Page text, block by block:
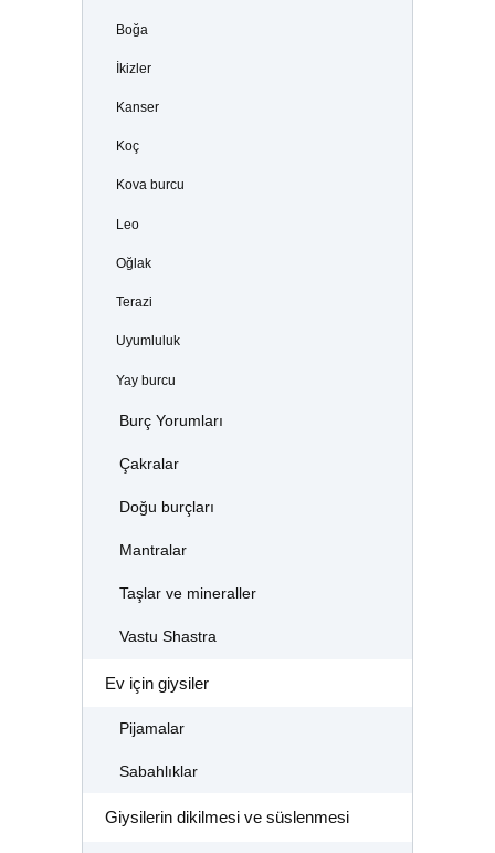
Boğa
İkizler
Kanser
Koç
Kova burcu
Leo
Oğlak
Terazi
Uyumluluk
Yay burcu
Burç Yorumları
Çakralar
Doğu burçları
Mantralar
Taşlar ve mineraller
Vastu Shastra
Ev için giysiler
Pijamalar
Sabahlıklar
Giysilerin dikilmesi ve süslenmesi